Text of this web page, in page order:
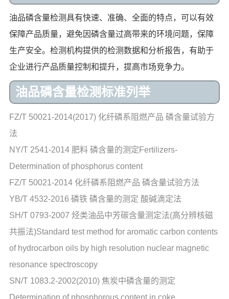
油品磷含量检测具有快速、准确、全面的特点，可以有效
保障产品质量，避免因磷含量过高带来的环境问题，保障
生产安全。检测机构提供的检测数据和分析报告，有助于
企业进行产品质量控制和提升，提高市场竞争力。
油品磷含量检测标准列举
FZ/T 50021-2014(2017) 化纤磷系阻燃产品 磷含量试验方
法
NY/T 2541-2014 肥料 磷含量的测定Fertilizers-
Determination of phosphorus content
FZ/T 50021-2014 化纤磷系阻燃产品 磷含量试验方法
YB/T 4532-2016 磷铁 磷含量的测定 酸碱滴定法
SH/T 0793-2007 烃类油品中芳碳含量测定法(高分辨核磁
共振法)Standard test method for aromatic carbon contents
of hydrocarbon oils by high resolution nuclear magnetic
resonance spectroscopy
SN/T 1083.2-2002(2010) 焦炭中磷含量的测定
Determination of phosphorous content in coke